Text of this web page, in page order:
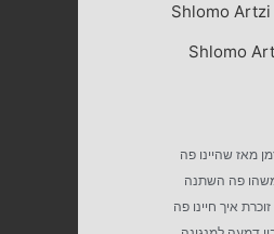
Shlomo Artzi
Shlomo
מאז שהיינו פה
פה השתנה
איך חיינו פה